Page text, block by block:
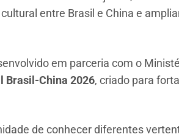
entre Brasil e China e
em parceria com o
Brasil-China 2026, criado para
de conhecer diferentes